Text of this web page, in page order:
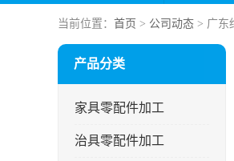
当前位置： 首页 > 公司动态 > 广东
产品分类
家具零配件加工
治具零配件加工